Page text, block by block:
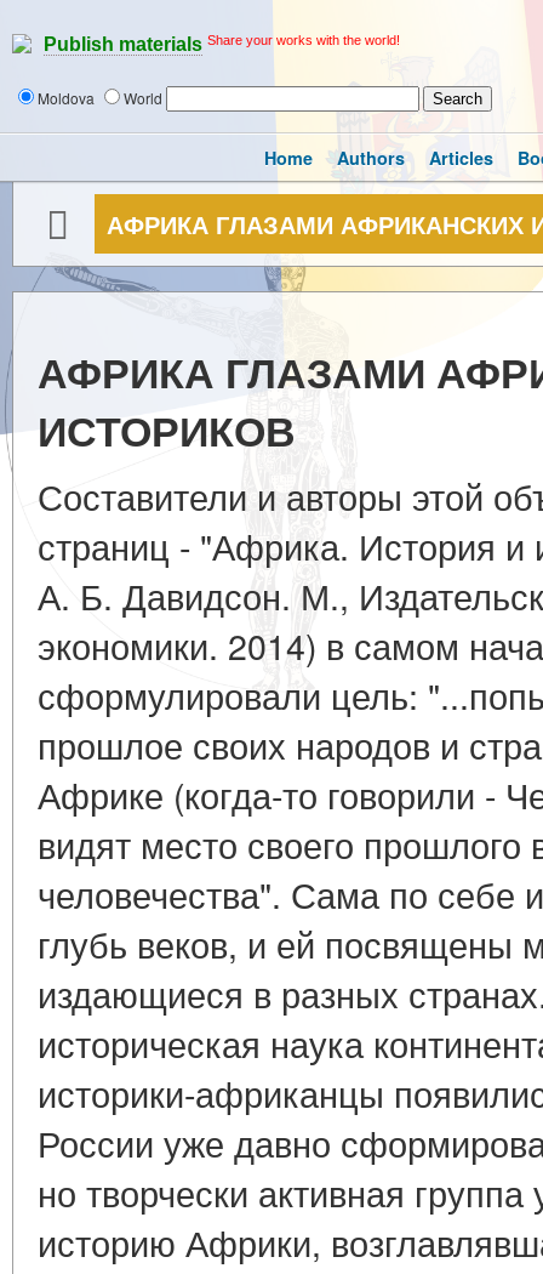
Publish materials Share your works with the world!
Moldova World
Home Authors Articles
АФРИКА ГЛАЗАМИ АФРИКАНСКИХ
АФРИКА ГЛАЗАМИ
ИСТОРИКОВ
Составители и авторы этой
страниц - "Африка. История и
А. Б. Давидсон. М.,
экономики. 2014) в самом
сформулировали цель:
прошлое своих народов и
Африке (когда-то говорили -
видят место своего прошлого
человечества". Сама по себе
глубь веков, и ей посвящены
издающиеся в разных
историческая наука
историки-африканцы
России уже давно
но творчески активная
историю Африки,